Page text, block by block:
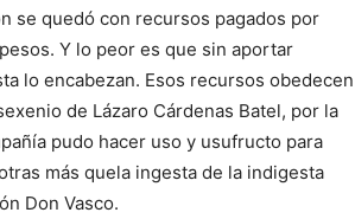
se quedó con recursos pagados por
Y lo peor es que sin aportar
lo encabezan. Esos recursos obedecen
de Lázaro Cárdenas Batel, por la
pudo hacer uso y usufructo para
más quela ingesta de la indigesta
Don Vasco.